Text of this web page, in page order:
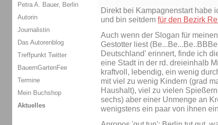
Direkt bei Kampagnenstart habe
und bin seitdem für den Bezirk
Auch wenn der Slogan für
Gestotter liest
Deutschland' erinnert, finde ich
eine Stadt in der rd. dreieinhalb
kraftvoll, lebendig, ein wenig
mit viel zu wenig Kindern (grad
Haushalt), viel zu vielen
sechs) aber einer Unmenge an
wenigstens ein paar von ihnen
Petra A. Bauer, Berlin
Autorin
Journalistin
Das Autorenblog
Treffpunkt Twitter
BauernGartenFee
Termine
Mein Buchshop
Aktuelles